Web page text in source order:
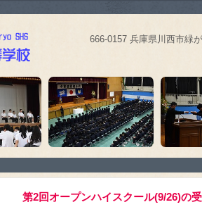
666-0157 兵庫県川西市緑
第2回オープンハイスクール(9/26)の